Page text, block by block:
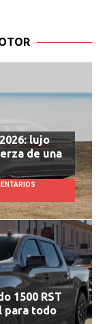
lujo
de una
1500 RST
para todo